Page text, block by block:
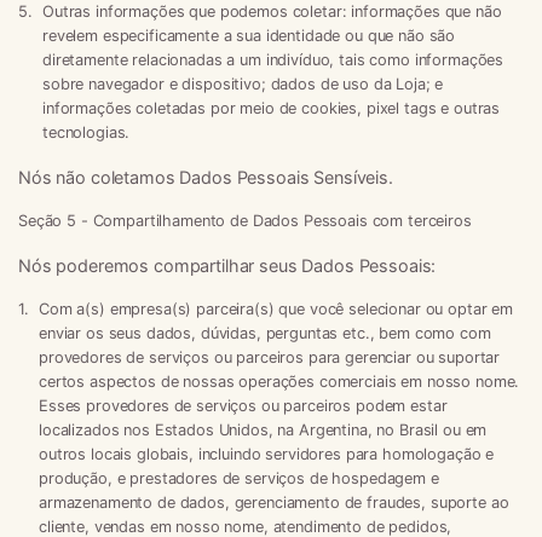
Outras informações que podemos coletar: informações que não
revelem especificamente a sua identidade ou que não são
diretamente relacionadas a um indivíduo, tais como informações
sobre navegador e dispositivo; dados de uso da Loja; e
informações coletadas por meio de cookies, pixel tags e outras
tecnologias.
Nós não coletamos Dados Pessoais Sensíveis.
Seção 5 - Compartilhamento de Dados Pessoais com terceiros
Nós poderemos compartilhar seus Dados Pessoais:
Com a(s) empresa(s) parceira(s) que você selecionar ou optar em
enviar os seus dados, dúvidas, perguntas etc., bem como com
provedores de serviços ou parceiros para gerenciar ou suportar
certos aspectos de nossas operações comerciais em nosso nome.
Esses provedores de serviços ou parceiros podem estar
localizados nos Estados Unidos, na Argentina, no Brasil ou em
outros locais globais, incluindo servidores para homologação e
produção, e prestadores de serviços de hospedagem e
armazenamento de dados, gerenciamento de fraudes, suporte ao
cliente, vendas em nosso nome, atendimento de pedidos,